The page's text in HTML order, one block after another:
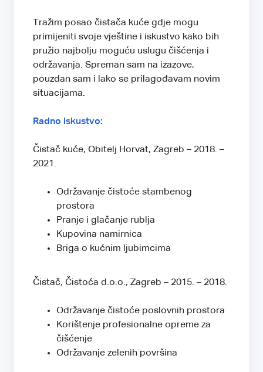
Tražim posao čistača kuće gdje mogu
primijeniti svoje vještine i iskustvo kako bih
pružio najbolju moguću uslugu čišćenja i
održavanja. Spreman sam na izazove,
pouzdan sam i lako se prilagođavam novim
situacijama.
Radno iskustvo:
Čistač kuće, Obitelj Horvat, Zagreb – 2018. –
2021.
Održavanje čistoće stambenog
prostora
Pranje i glačanje rublja
Kupovina namirnica
Briga o kućnim ljubimcima
Čistač, Čistoća d.o.o., Zagreb – 2015. – 2018.
Održavanje čistoće poslovnih prostora
Korištenje profesionalne opreme za
čišćenje
Održavanje zelenih površina